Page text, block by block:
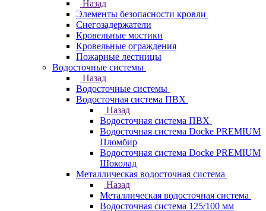
Назад
Элементы безопасности кровли
Снегозадержатели
Кровельные мостики
Кровельные ограждения
Пожарные лестницы
Водосточные системы
Назад
Водосточные системы
Водосточная система ПВХ
Назад
Водосточная система ПВХ
Водосточная система Docke PREMIUM
Пломбир
Водосточная система Docke PREMIUM
Шоколад
Металлическая водосточная система
Назад
Металлическая водосточная система
Водосточная система 125/100 мм